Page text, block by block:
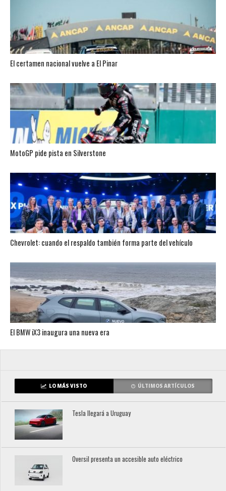
El certamen nacional vuelve a El Pinar
MotoGP pide pista en Silverstone
Chevrolet: cuando el respaldo también forma parte del vehículo
El BMW iX3 inaugura una nueva era
LO MÁS VISTO ÚLTIMOS ARTÍCULOS
Tesla llegará a Uruguay
Oversil presenta un accesible auto eléctrico